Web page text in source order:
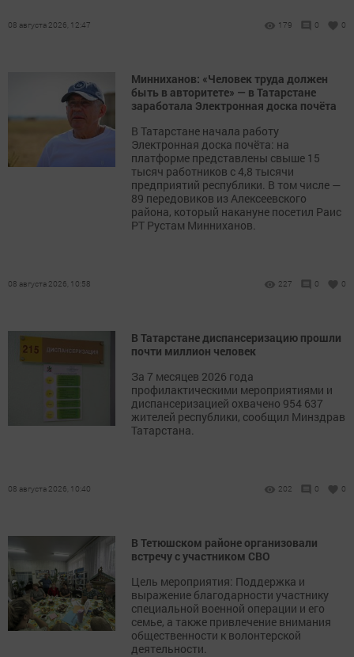
08 августа 2026, 12:47 179 0 0
Минниханов: «Человек труда должен
быть в авторитете» — в Татарстане
заработала Электронная доска почёта
В Татарстане начала работу
Электронная доска почёта: на
платформе представлены свыше 15
тысяч работников с 4,8 тысячи
предприятий республики. В том числе —
89 передовиков из Алексеевского
района, который накануне посетил Раис
РТ Рустам Минниханов.
08 августа 2026, 10:58 227 0 0
В Татарстане диспансеризацию прошли
почти миллион человек
За 7 месяцев 2026 года
профилактическими мероприятиями и
диспансеризацией охвачено 954 637
жителей республики, сообщил Минздрав
Татарстана.
08 августа 2026, 10:40 202 0 0
В Тетюшском районе организовали
встречу с участником СВО
Цель мероприятия: Поддержка и
выражение благодарности участнику
специальной военной операции и его
семье, а также привлечение внимания
общественности к волонтерской
деятельности.